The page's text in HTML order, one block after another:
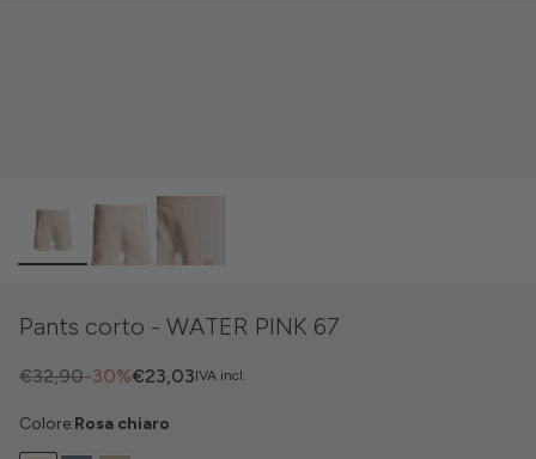
Pants corto - WATER PINK 67
IVA incl.
-30%
€32,90 €23,03
Colore:Rosa chiaro